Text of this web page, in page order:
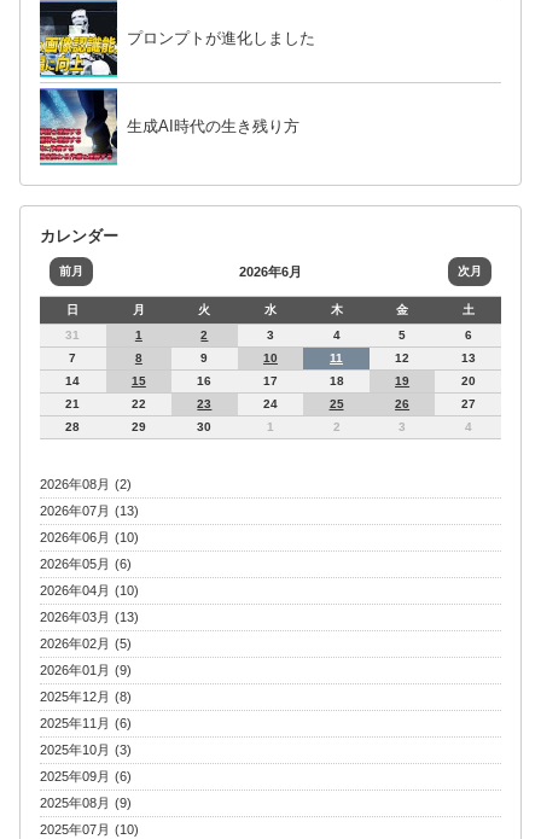
プロンプトが進化しました
生成AI時代の生き残り方
カレンダー
前月 2026年6月 次月
日 月 火 水 木 金
土
31
1 2 3 4 5
6
7
8 9 10 11 12
13
14
15 16 17 18 19
20
21
22 23 24 25 26
27
28
29 30 1 2 3 4
2026年08月 (2)
2026年07月 (13)
2026年06月 (10)
2026年05月 (6)
2026年04月 (10)
2026年03月 (13)
2026年02月 (5)
2026年01月 (9)
2025年12月 (8)
2025年11月 (6)
2025年10月 (3)
2025年09月 (6)
2025年08月 (9)
2025年07月 (10)